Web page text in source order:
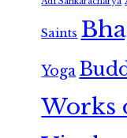
Saints
Yoga
Works